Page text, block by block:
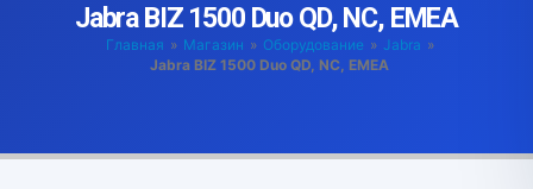
Jabra BIZ 1500 Duo QD, NC, EMEA
Главная » Магазин » Оборудование » Jabra »
Jabra BIZ 1500 Duo QD, NC, EMEA